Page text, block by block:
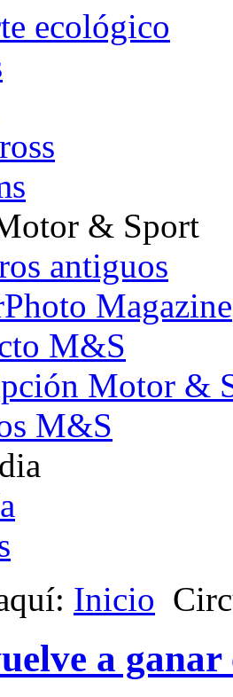
ecológico
& Sport
antiguos
Magazine
M&S
Motor &
M&S
Inicio
a